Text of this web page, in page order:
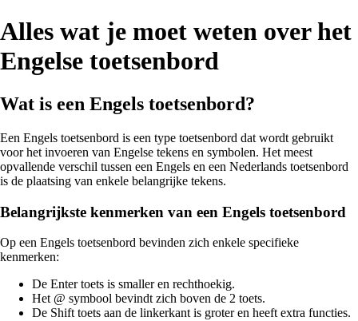
Alles wat je moet weten over het
Engelse toetsenbord
Wat is een Engels toetsenbord?
Een Engels toetsenbord is een type toetsenbord dat wordt gebruikt
voor het invoeren van Engelse tekens en symbolen. Het meest
opvallende verschil tussen een Engels en een Nederlands toetsenbord
is de plaatsing van enkele belangrijke tekens.
Belangrijkste kenmerken van een Engels toetsenbord
Op een Engels toetsenbord bevinden zich enkele specifieke
kenmerken:
De Enter toets is smaller en rechthoekig.
Het @ symbool bevindt zich boven de 2 toets.
De Shift toets aan de linkerkant is groter en heeft extra functies.